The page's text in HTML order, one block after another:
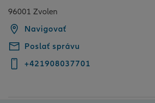
96001 Zvolen
Navigovať
Poslať správu
+421908037701